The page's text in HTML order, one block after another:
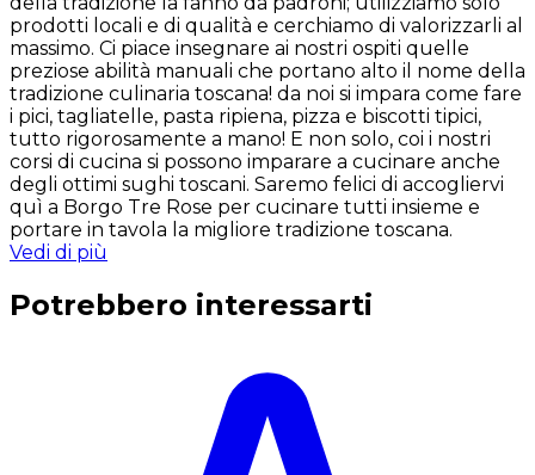
prodotti locali e di qualità e cerchiamo di valorizzarli al
massimo. Ci piace insegnare ai nostri ospiti quelle
preziose abilità manuali che portano alto il nome della
tradizione culinaria toscana! da noi si impara come fare
i pici, tagliatelle, pasta ripiena, pizza e biscotti tipici,
tutto rigorosamente a mano! E non solo, coi i nostri
corsi di cucina si possono imparare a cucinare anche
degli ottimi sughi toscani. Saremo felici di accogliervi
quì a Borgo Tre Rose per cucinare tutti insieme e
portare in tavola la migliore tradizione toscana.
Vedi di più
Potrebbero interessarti